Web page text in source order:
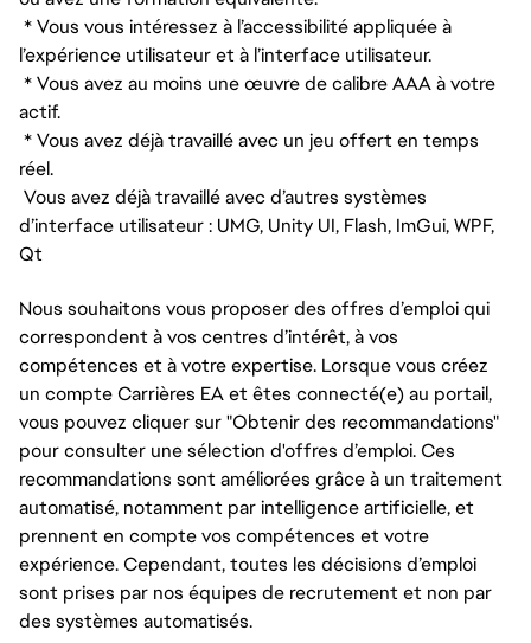
* Vous vous intéressez à l’accessibilité appliquée à
l’expérience utilisateur et à l’interface utilisateur.
* Vous avez au moins une œuvre de calibre AAA à votre
actif.
* Vous avez déjà travaillé avec un jeu offert en temps
réel.
Vous avez déjà travaillé avec d’autres systèmes
d’interface utilisateur : UMG, Unity UI, Flash, ImGui, WPF,
Qt
Nous souhaitons vous proposer des offres d’emploi qui
correspondent à vos centres d’intérêt, à vos
compétences et à votre expertise. Lorsque vous créez
un compte Carrières EA et êtes connecté(e) au portail,
vous pouvez cliquer sur "Obtenir des recommandations"
pour consulter une sélection d'offres d’emploi. Ces
recommandations sont améliorées grâce à un traitement
automatisé, notamment par intelligence artificielle, et
prennent en compte vos compétences et votre
expérience. Cependant, toutes les décisions d’emploi
sont prises par nos équipes de recrutement et non par
des systèmes automatisés.